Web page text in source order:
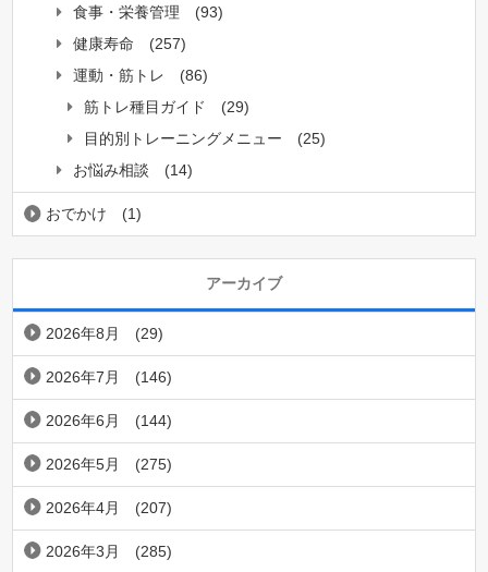
食事・栄養管理
(93)
健康寿命
(257)
運動・筋トレ
(86)
筋トレ種目ガイド
(29)
目的別トレーニングメニュー
(25)
お悩み相談
(14)
おでかけ (1)
アーカイブ
2026年8月 (29)
2026年7月 (146)
2026年6月 (144)
2026年5月 (275)
2026年4月 (207)
2026年3月 (285)